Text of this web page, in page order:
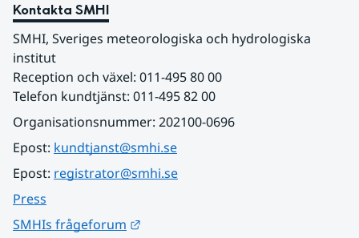
Kontakta SMHI
SMHI, Sveriges meteorologiska och hydrologiska
institut
Reception och växel: 011-495 80 00
Telefon kundtjänst: 011-495 82 00
Organisationsnummer: 202100-0696
Epost: kundtjanst@smhi.se
Epost: registrator@smhi.se
Press
SMHIs frågeforum